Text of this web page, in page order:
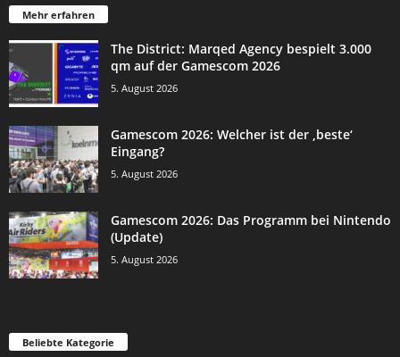
Mehr erfahren
The District: Marqed Agency bespielt 3.000
qm auf der Gamescom 2026
5. August 2026
Gamescom 2026: Welcher ist der ‚beste‘
Eingang?
5. August 2026
Gamescom 2026: Das Programm bei Nintendo
(Update)
5. August 2026
Beliebte Kategorie